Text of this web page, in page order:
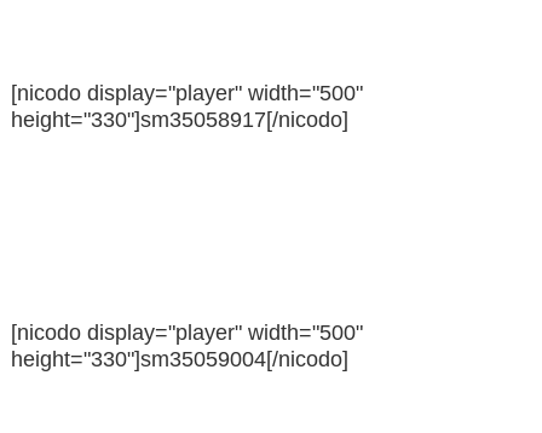
[nicodo display="player" width="500"
height="330"]sm35058917[/nicodo]
[nicodo display="player" width="500"
height="330"]sm35059004[/nicodo]